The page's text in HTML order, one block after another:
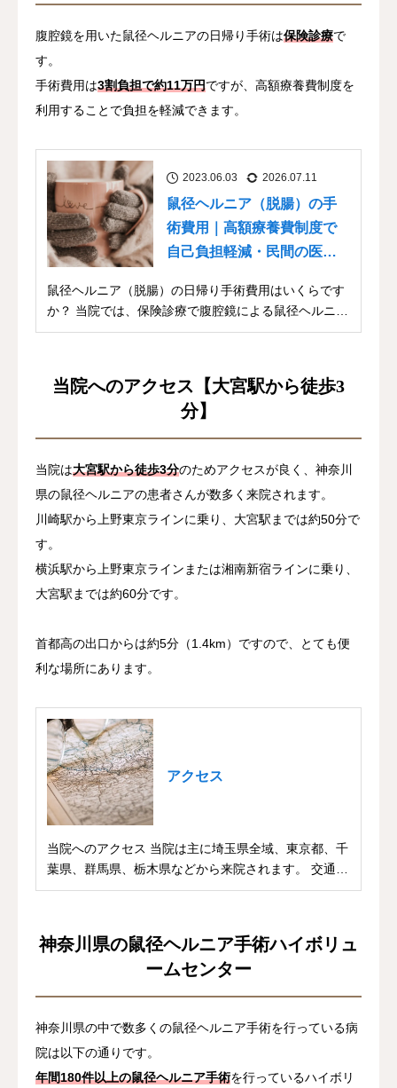
腹腔鏡を用いた鼠径ヘルニアの日帰り手術は保険診療で
す。
手術費用は3割負担で約11万円ですが、高額療養費制度を
利用することで負担を軽減できます。
2023.06.03 2026.07.11
鼠径ヘルニア（脱腸）の手
術費用｜高額療養費制度で
自己負担軽減・民間の医療
鼠径ヘルニア（脱腸）の日帰り手術費用はいくらです
か？ 当院では、保険診療で腹腔鏡による鼠径ヘルニア
（...
当院へのアクセス【大宮駅から徒歩3
分】
当院は大宮駅から徒歩3分のためアクセスが良く、神奈川
県の鼠径ヘルニアの患者さんが数多く来院されます。
川崎駅から上野東京ラインに乗り、大宮駅までは約50分で
す。
横浜駅から上野東京ラインまたは湘南新宿ラインに乗り、
大宮駅までは約60分です。
首都高の出口からは約5分（1.4km）ですので、とても便
利な場所にあります。
アクセス
当院へのアクセス 当院は主に埼玉県全域、東京都、千
葉県、群馬県、栃木県などから来院されます。 交通
の...
神奈川県の鼠径ヘルニア手術ハイボリュ
ームセンター
神奈川県の中で数多くの鼠径ヘルニア手術を行っている病
院は以下の通りです。
年間180件以上の鼠径ヘルニア手術を行っているハイボリ